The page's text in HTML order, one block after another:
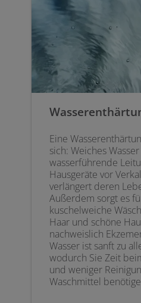
Eine
sich: Weiches
wasserführende
Hausgeräte vor
verlängert deren
Außerdem sorgt es
kuschelweiche
Haar und schöne
nachweislich
Wasser ist sanft zu
wodurch Sie Zeit
und weniger
Waschmittel